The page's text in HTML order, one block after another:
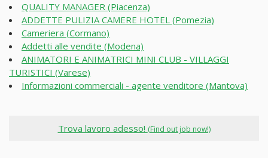
QUALITY MANAGER (Piacenza)
ADDETTE PULIZIA CAMERE HOTEL (Pomezia)
Cameriera (Cormano)
Addetti alle vendite (Modena)
ANIMATORI E ANIMATRICI MINI CLUB - VILLAGGI
TURISTICI (Varese)
Informazioni commerciali - agente venditore (Mantova)
Trova lavoro adesso! (Find out job now!)